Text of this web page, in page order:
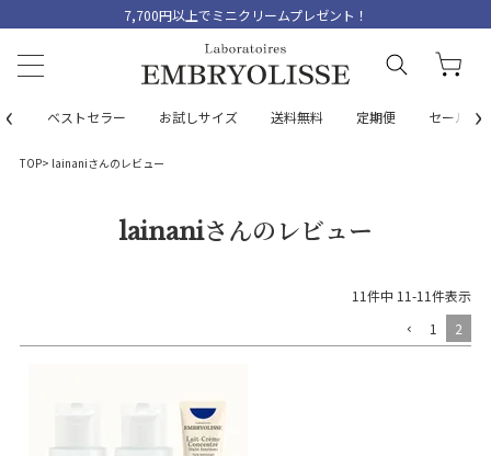
7,700円以上でミニクリームプレゼント！
‹ ベストセラー お試しサイズ 送料無料 定期便 セール ›
TOP lainaniさんのレビュー
lainaniさんのレビュー
11件中 11-11件表示
1
2